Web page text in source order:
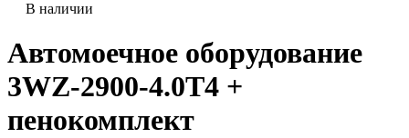
В наличии
Автомоечное оборудование
3WZ-2900-4.0T4 +
пенокомплект